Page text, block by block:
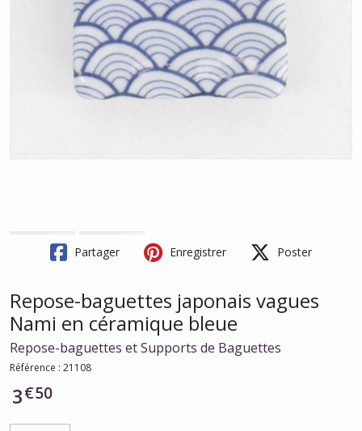
Partager Enregistrer Poster
Repose-baguettes japonais vagues
Nami en céramique bleue
Repose-baguettes et Supports de Baguettes
Référence : 21108
3€50